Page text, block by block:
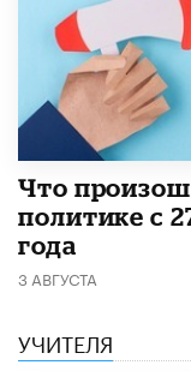
​Что
политике с
года
3 АВГУСТА
УЧИТЕЛЯ